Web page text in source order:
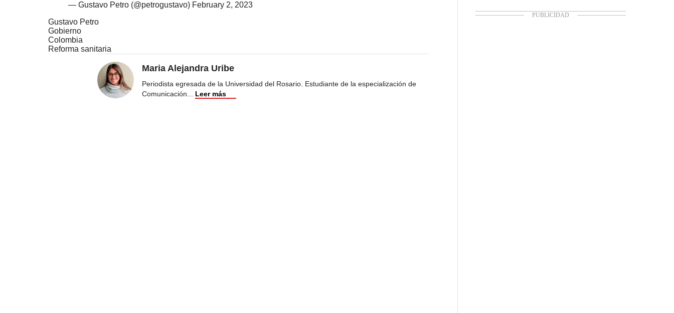
— Gustavo Petro (@petrogustavo) February 2, 2023
Gustavo Petro
Gobierno
Colombia
Reforma sanitaria
Maria Alejandra Uribe
Periodista egresada de la Universidad del Rosario. Estudiante de la especialización de
Comunicación... Leer más